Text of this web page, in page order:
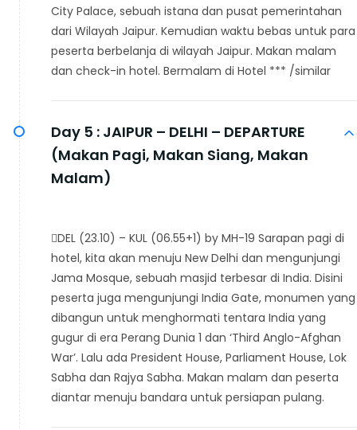
City Palace, sebuah istana dan pusat pemerintahan
dari Wilayah Jaipur. Kemudian waktu bebas untuk para
peserta berbelanja di wilayah Jaipur. Makan malam
dan check-in hotel. Bermalam di Hotel *** /similar
Day 5 : JAIPUR – DELHI – DEPARTURE
(Makan Pagi, Makan Siang, Makan
Malam)
DEL (23.10) – KUL (06.55+1) by MH-19 Sarapan pagi di
hotel, kita akan menuju New Delhi dan mengunjungi
Jama Mosque, sebuah masjid terbesar di India. Disini
peserta juga mengunjungi India Gate, monumen yang
dibangun untuk menghormati tentara India yang
gugur di era Perang Dunia 1 dan ‘Third Anglo-Afghan
War’. Lalu ada President House, Parliament House, Lok
Sabha dan Rajya Sabha. Makan malam dan peserta
diantar menuju bandara untuk persiapan pulang.